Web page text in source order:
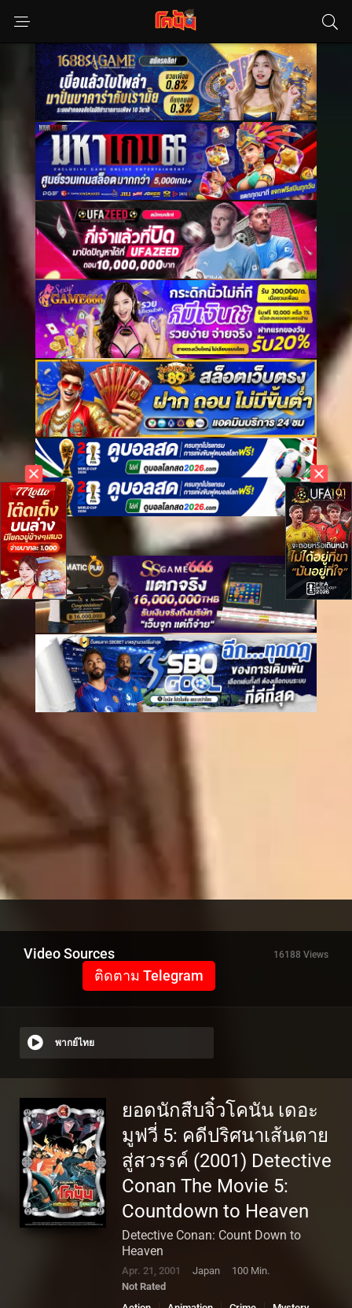
Video Sources 16188 Views
ติดตาม Telegram
พากย์ไทย
ยอดนักสืบจิ๋วโคนัน เดอะ
มูฟวี่ 5: คดีปริศนาเส้นตาย
สู่สวรรค์ (2001) Detective
Conan The Movie 5:
Countdown to Heaven
Detective Conan: Count Down to
Heaven
Apr. 21, 2001 Japan
100 Min.
Not Rated